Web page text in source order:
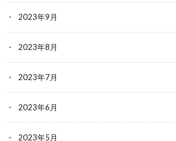
2023年9月
2023年8月
2023年7月
2023年6月
2023年5月